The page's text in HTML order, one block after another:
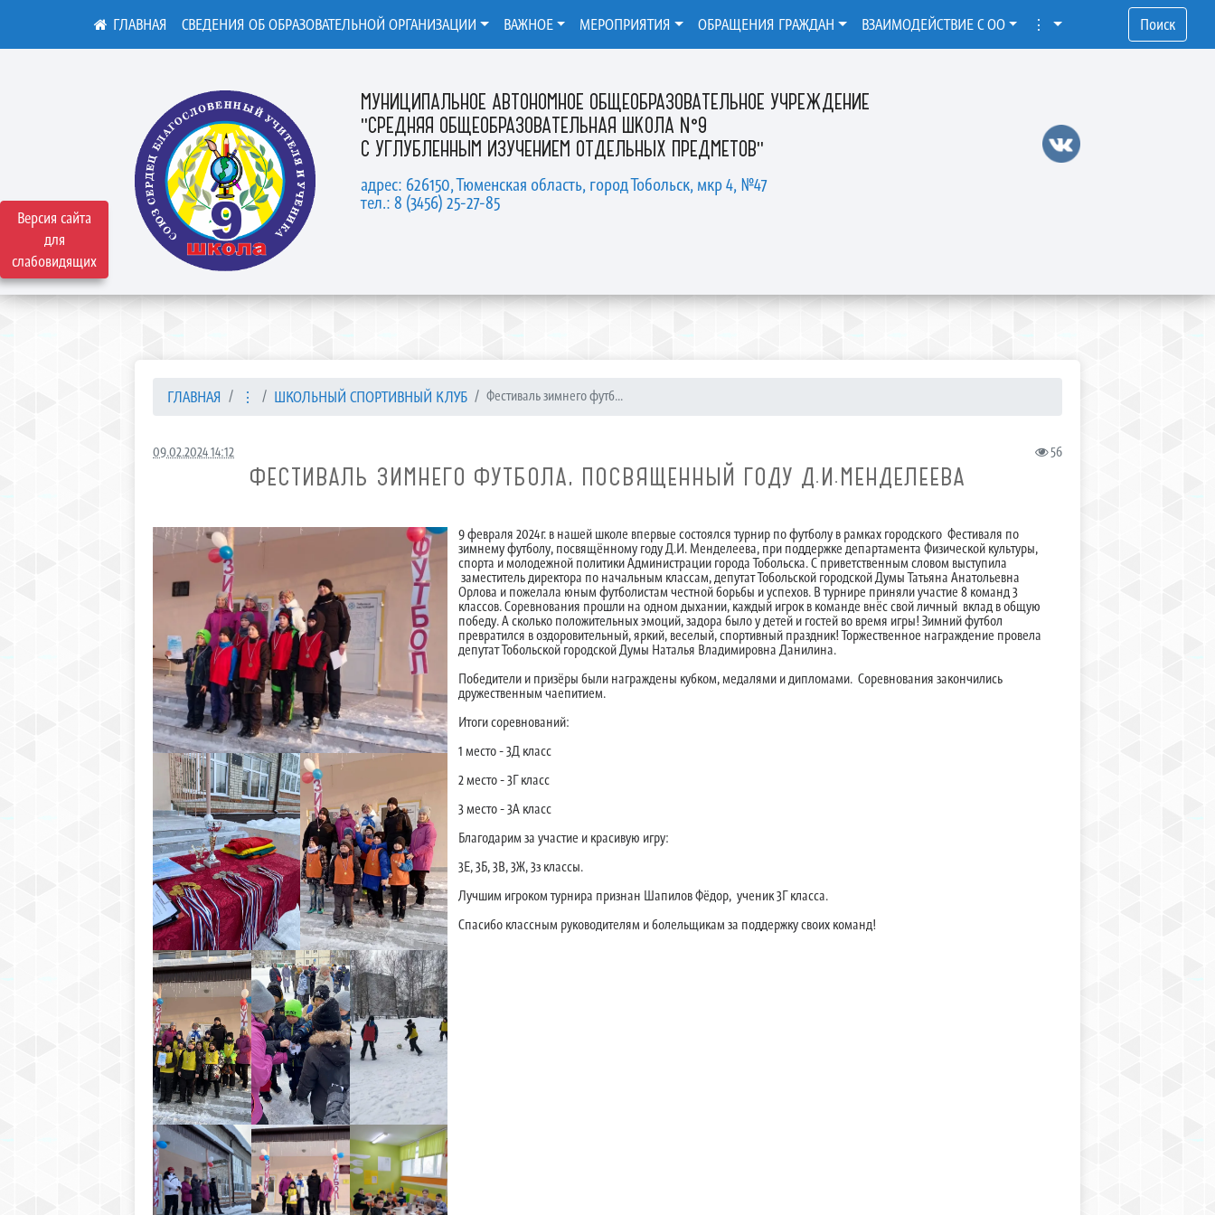
Версия сайта
для
слабовидящих
МУНИЦИПАЛЬНОЕ АВТОНОМНОЕ ОБЩЕОБРАЗОВАТЕЛЬНОЕ УЧРЕЖДЕНИЕ
"СРЕДНЯЯ ОБЩЕОБРАЗОВАТЕЛЬНАЯ ШКОЛА №9
С УГЛУБЛЕННЫМ ИЗУЧЕНИЕМ ОТДЕЛЬНЫХ ПРЕДМЕТОВ"
адрес: 626150, Тюменская область, город Тобольск, мкр 4, №47
тел.: 8 (3456) 25-27-85
СВЕДЕНИЯ ОБ ОБРАЗОВАТЕЛЬНОЙ ОРГАНИЗАЦИИ ВАЖНОЕ МЕРОПРИЯТИЯ ОБРАЩЕНИЯ ГРАЖДАН ВЗАИМОДЕЙСТВИЕ С ОО ⋮ Поиск
ГЛАВНАЯ ⋮ ШКОЛЬНЫЙ СПОРТИВНЫЙ КЛУБ Фестиваль зимнего футб...
09.02.2024 14:12 56
ФЕСТИВАЛЬ ЗИМНЕГО ФУТБОЛА, ПОСВЯЩЕННЫЙ ГОДУ Д.И.МЕНДЕЛЕЕВА
9 февраля 2024г. в нашей школе впервые состоялся турнир по футболу в рамках городского Фестиваля по
зимнему футболу, посвящённому году Д.И. Менделеева, при поддержке департамента Физической культуры,
спорта и молодежной политики Администрации города Тобольска. С приветственным словом выступила
заместитель директора по начальным классам, депутат Тобольской городской Думы Татьяна Анатольевна
Орлова и пожелала юным футболистам честной борьбы и успехов. В турнире приняли участие 8 команд 3
классов. Соревнования прошли на одном дыхании, каждый игрок в команде внёс свой личный вклад в общую
победу. А сколько положительных эмоций, задора было у детей и гостей во время игры! Зимний футбол
превратился в оздоровительный, яркий, веселый, спортивный праздник! Торжественное награждение провела
депутат Тобольской городской Думы Наталья Владимировна Данилина.
Победители и призёры были награждены кубком, медалями и дипломами. Соревнования закончились
дружественным чаепитием.
Итоги соревнований:
1 место - 3Д класс
2 место - 3Г класс
3 место - 3А класс
Благодарим за участие и красивую игру:
3Е, 3Б, 3В, 3Ж, 3з классы.
Лучшим игроком турнира признан Шапилов Фёдор, ученик 3Г класса.
Спасибо классным руководителям и болельщикам за поддержку своих команд!